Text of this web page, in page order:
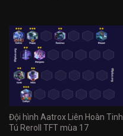
Đội hình Aatrox Liên Hoàn Tinh
Tú Reroll TFT mùa 17